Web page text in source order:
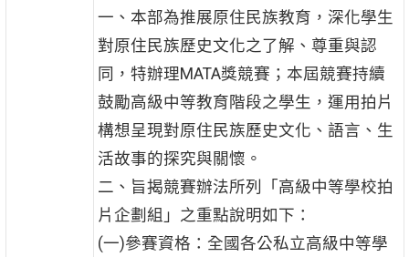
一、本部為推展原住民族教育，深化學生
對原住民族歷史文化之了解、尊重與認
同，特辦理MATA獎競賽；本屆競賽持續
鼓勵高級中等教育階段之學生，運用拍片
構想呈現對原住民族歷史文化、語言、生
活故事的探究與關懷。
二、旨揭競賽辦法所列「高級中等學校拍
片企劃組」之重點說明如下：
(一)參賽資格：全國各公私立高級中等學